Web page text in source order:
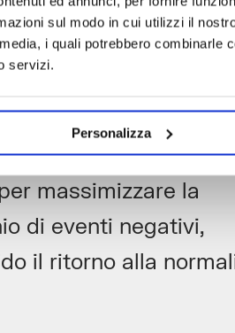
sul modo in cui utilizzi il
i quali potrebbero combinarle
servizi.
Personalizza
per la
in caso di eventi
ed esterni
la continuità di
massimizzare la
di eventi negativi,
il ritorno alla